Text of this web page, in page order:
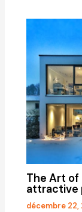
The Art of
attractive
décembre